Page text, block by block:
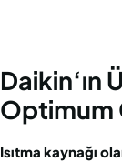
Daikin‘ın
Optimum
Isıtma kaynağı